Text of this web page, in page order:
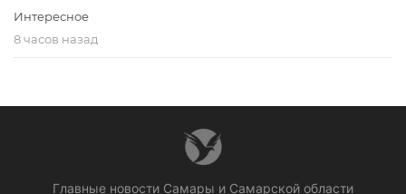
Интересное
8 часов назад
Главные новости Самары и Самарской области